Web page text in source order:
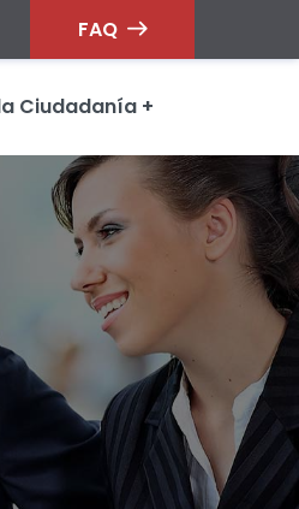
FAQ
Ciudadanía